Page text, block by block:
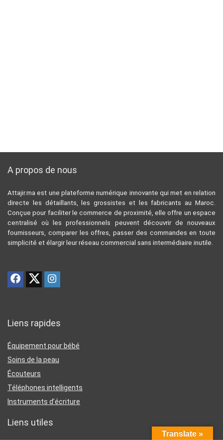
A propos de nous
Attajir.ma est une plateforme numérique innovante qui met en relation
directe les détaillants, les grossistes et les fabricants au Maroc.
Conçue pour faciliter le commerce de proximité, elle offre un espace
centralisé où les professionnels peuvent découvrir de nouveaux
fournisseurs, comparer les offres, passer des commandes en toute
simplicité et élargir leur réseau commercial sans intermédiaire inutile.
Liens rapides
Équipement pour bébé
Soins de la peau
Écouteurs
Téléphones intelligents
Instruments d’écriture
Liens utiles
Translate »